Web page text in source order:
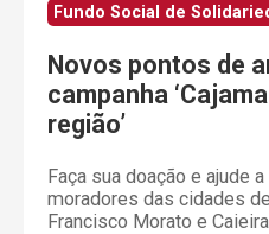
Fundo Social de
Novos pontos de
campanha
região’
Faça sua doação e ajude
moradores das cidades
Francisco Morato e